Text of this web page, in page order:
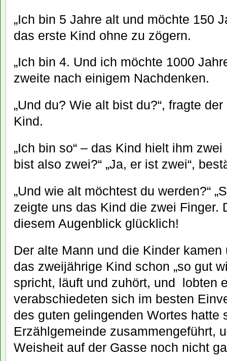
„Ich bin 5 Jahre alt und möchte 150
das erste Kind ohne zu zögern.
„Ich bin 4. Und ich möchte 1000
zweite nach einigem Nachdenken.
„Und du? Wie alt bist du?“, fragte
Kind.
„Ich bin so“ – das Kind hielt ihm
bist also zwei?“ „Ja, er ist zwei“,
„Und wie alt möchtest du werden?“
zeigte uns das Kind die zwei Finger.
diesem Augenblick glücklich!
Der alte Mann und die Kinder
das zweijährige Kind schon „so gut
spricht, läuft und zuhört, und lobten
verabschiedeten sich im besten
des guten gelingenden Wortes hatte
Erzählgemeinde zusammengeführt,
Weisheit auf der Gasse noch nicht